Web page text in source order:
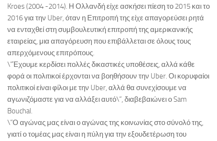
Kroes (2004 -2014). Η Ολλανδή είχε ασκήσει πίεση το 2015 και το
2016 για την Uber, όταν η Επιτροπή της είχε απαγορεύσει ρητά
να ενταχθεί στη συμβουλευτική επιτροπή της αμερικανικής
εταιρείας, μια απαγόρευση που επιβάλλεται σε όλους τους
απερχόμενους επιτρόπους.
\”Έχουμε κερδίσει πολλές δικαστικές υποθέσεις, αλλά κάθε
φορά οι πολιτικοί έρχονται να βοηθήσουν την Uber. Οι κορυφαίοι
πολιτικοί είναι φίλοι με την Uber, αλλά θα συνεχίσουμε να
αγωνιζόμαστε για να αλλάξει αυτό\”, διαβεβαιώνει ο Sam
Bouchal.
\”Ο αγώνας μας είναι ο αγώνας της κοινωνίας στο σύνολό της,
γιατί ο τομέας μας είναι η πύλη για την εξουδετέρωση του